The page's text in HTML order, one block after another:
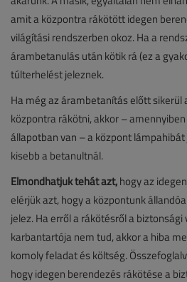
amit a központra rákötött idegen
világítási rendszerben okoz. Ha a
árambetanulás után kötik rá (ez a
túlterhelést jeleznek.
Ha még az árambetanítás előtt sikerül
központra rákötni, akkor –
állapotban van – a központ
kisebb a betanultnál.
Elmondhatjuk tehát azt,hogy az
elérjük azt, hogy a központunk
jelez. Ha erről a rákötésről a
karbantartója nem tud, akkor a hiba
komoly feladat és költség.
hogy idegen berendezés rákötése a